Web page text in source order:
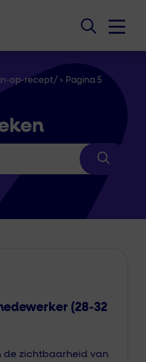
op-recept/ > Pagina 5
(28-32
de zichtbaarheid van